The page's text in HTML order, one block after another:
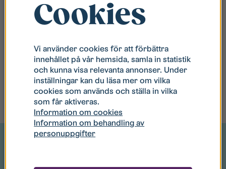
Mer information om kommande utbudet, öppettider
och bokning finns påwardshusetgamlalinkoping.se
Cookies
Vi använder cookies för att förbättra
innehållet på vår hemsida, samla in statistik
och kunna visa relevanta annonser. Under
inställningar kan du läsa mer om vilka
cookies som används och ställa in vilka
som får aktiveras.
Information om cookies
Information om behandling av
personuppgifter